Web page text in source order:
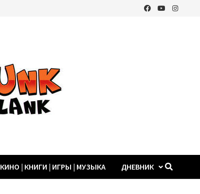
КИНО | КНИГИ | ИГРЫ | МУЗЫКА ДНЕВНИК